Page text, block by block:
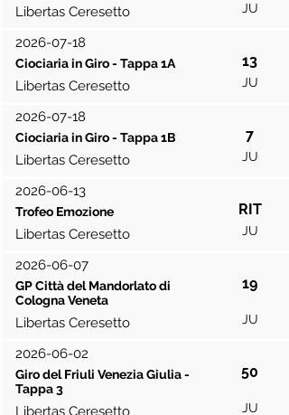
Libertas Ceresetto JU
2026-07-18
Ciociaria in Giro - Tappa 1A 13
Libertas Ceresetto JU
2026-07-18
Ciociaria in Giro - Tappa 1B 7
Libertas Ceresetto JU
2026-06-13
Trofeo Emozione RIT
Libertas Ceresetto JU
2026-06-07
GP Città del Mandorlato di
Cologna Veneta
19
Libertas Ceresetto JU
2026-06-02
Giro del Friuli Venezia Giulia -
Tappa 3
50
Libertas Ceresetto JU